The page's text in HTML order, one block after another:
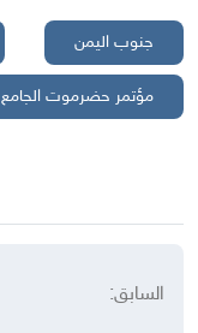
جنوب اليمن
مؤتمر حضرموت الجامع
السابق: